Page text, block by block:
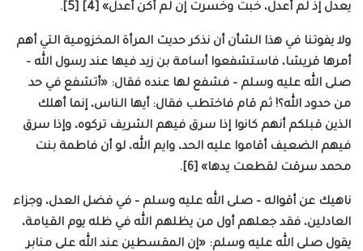
يعدل إذ لم أعدل، خبت وخسرت إن لم أكن أعدل» [4] [5].
ولا يفوتنا في هذا الشأن أن نذكر حديث المرأة المخزومية التي أهم
أمرها قريشا، فاستشفعوا أسامة بن زيد فيها عند رسول الله –
صلى الله عليه وسلم – فشفع لها عنده فقال: «أتشفع في حد
من حدود الله؟! ثم قام فاختطب فقال: أيها الناس، إنما أهلك
الذين قبلكم أنهم كانوا إذا سرق فيهم الشريف تركوه، وإذا سرق
فيهم الضعيف أقاموا عليه الحد، وايم الله، لو أن فاطمة بنت
محمد سرقت لقطعت يدها» [6].
ناهيك عن أقواله – صلى الله عليه وسلم – في فضل العدل، وجزاء
العادلين، فقد جعلهم أول من يظلهم الله في ظله يوم القيامة،
يقول صلى الله عليه وسلم: «إن المقسطين عند الله على منابر